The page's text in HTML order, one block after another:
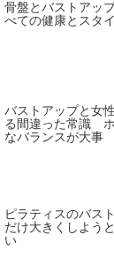
骨盤とバストアッ
べての健康とスタ
バストアップと女
る間違った常識
なバランスが大事
ピラティスのバス
だけ大きくしよう
い